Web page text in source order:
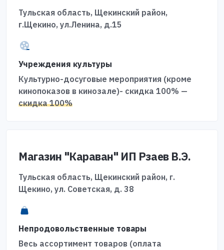
Тульская область, Щекинский район,
г.Щекино, ул.Ленина, д.15
Учреждения культуры
Культурно-досуговые мероприятия (кроме
кинопоказов в кинозале)- скидка 100% —
скидка 100%
Магазин "Караван" ИП Рзаев В.Э.
Тульская область, Щекинский район, г.
Щекино, ул. Советская, д. 38
Непродовольственные товары
Весь ассортимент товаров (оплата